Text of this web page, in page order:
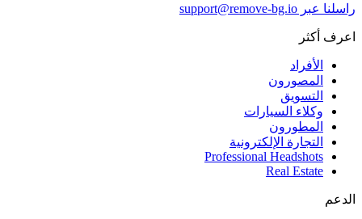
راسلنا عبر support@remove-bg.io
اعرف أكثر
الأفراد
المصورون
التسويق
وكلاء السيارات
المطورون
التجارة الإلكترونية
Professional Headshots
Real Estate
الدعم